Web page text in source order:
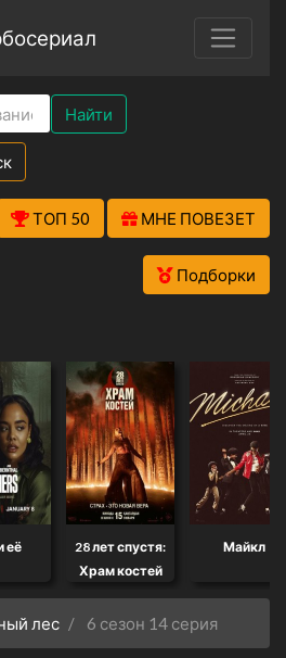
Найти
ТОП 50 МНЕ ПОВЕЗЕТ
Подборки
её
28 лет спустя:
Храм костей
Майкл
лес 6 сезон 14 серия